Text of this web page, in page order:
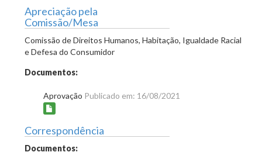
Apreciação pela
Comissão/Mesa
Comissão de Direitos Humanos, Habitação, Igualdade Racial
e Defesa do Consumidor
Documentos:
Aprovação Publicado em: 16/08/2021
Correspondência
Documentos: